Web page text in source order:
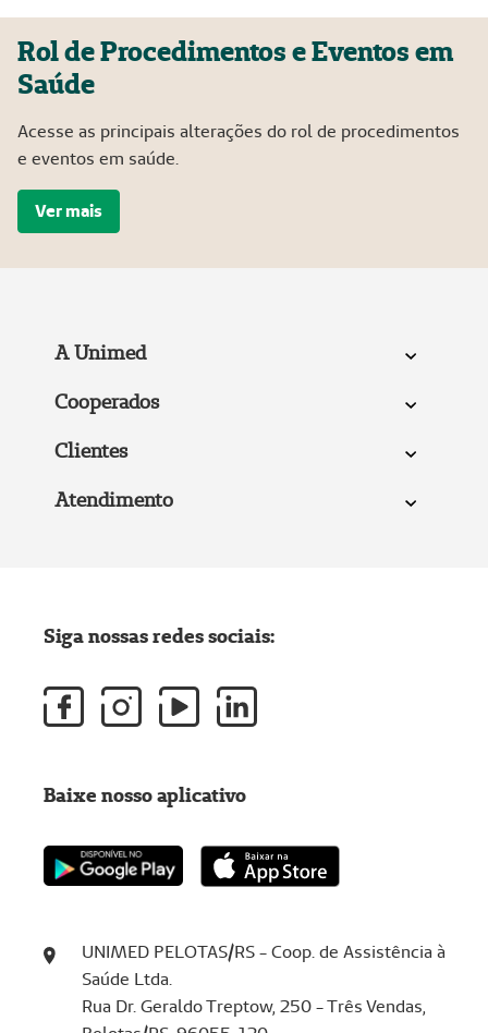
Rol de Procedimentos e Eventos em
Saúde
Acesse as principais alterações do rol de procedimentos
e eventos em saúde.
Ver mais
A Unimed
Cooperados
Clientes
Atendimento
UNIMED PELOTAS/RS - Coop. de Assistência à
Saúde Ltda.
Rua Dr. Geraldo Treptow, 250 - Três Vendas,
Siga nossas redes sociais:
Baixe nosso aplicativo